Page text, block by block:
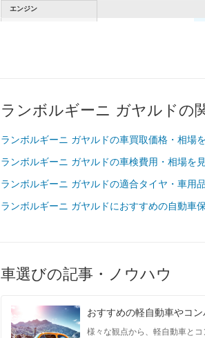
エンジン
前輪サイズ 235/35 ZR19
燃費
WLTC -
WLTC/市街地 -
WLTC/郊外 -
60km定地
装備オプション 装備詳細を見る
ランボルギーニ ガヤルドの
ランボルギーニ ガヤルドの車買取価格・相場
ランボルギーニ ガヤルドの車検費用・相場を
ランボルギーニ ガヤルドの適合タイヤ・車用
ランボルギーニ ガヤルドにおすすめの自動車
車選びの記事・ノウハウ
おすすめの軽自動車やコ
様々な観点から、軽自動車と